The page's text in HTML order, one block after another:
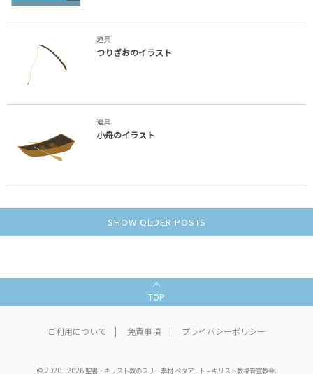
道具
つりざおのイラスト
道具
小舟のイラスト
SHOW OLDER POSTS
TOP
ご利用について 免責事項 プライバシーポリシー
©2020 - 2026聖書・キリスト教のフリー素材 ペタアート – キリスト教福音宣教会.